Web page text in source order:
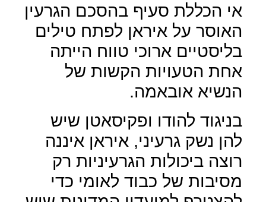
אי הכללת סעיף בהסכם הגרעין
האוסר על איראן לפתח טילים
בליסטיים ארוכי טווח הייתה
אחת הטעויות הקשות של
הנשיא אובאמה.
בניגוד להודו ופקיסאטן שיש
להן נשק גרעיני, איראן איננה
רוצה ביכולות הגרעיניות רק
מסיבות של כבוד לאומי כדי